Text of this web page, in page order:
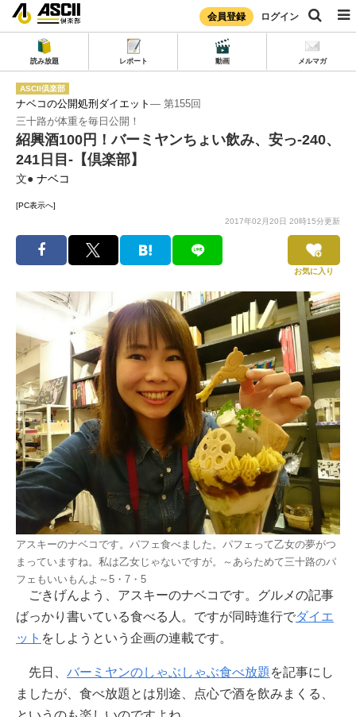
会員登録 ログイン
読み放題 レポート 動画 メルマガ
ASCII倶楽部
ナベコの公開処刑ダイエット ― 第155回
三十路が体重を毎日公開！
紹興酒100円！バーミヤンちょい飲み、安っ-240、
241日目‐【倶楽部】
文● ナベコ
[PC表示へ]
2017年02月20日 20時15分更新
お気に入り
アスキーのナベコです。パフェ食べました。パフェって乙女の夢がつ
まっていますね。私は乙女じゃないですが。～あらためて三十路のパ
フェもいいもんよ～5・7・5
ごきげんよう、アスキーのナベコです。グルメの記事
ばっかり書いている食べる人。ですが同時進行でダイエ
ット をしようという企画の連載です。
先日、 バーミヤンのしゃぶしゃぶ食べ放題 を記事にし
ましたが、食べ放題とは別途、点心で酒を飲みまくる、